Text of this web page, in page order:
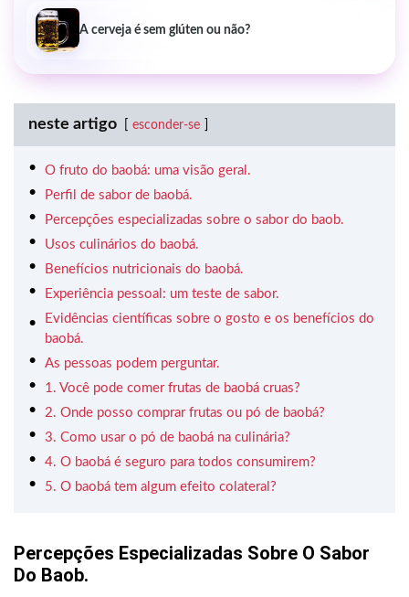
A cerveja é sem glúten ou não?
neste artigo esconder-se
O fruto do baobá: uma visão geral.
Perfil de sabor de baobá.
Percepções especializadas sobre o sabor do baob.
Usos culinários do baobá.
Benefícios nutricionais do baobá.
Experiência pessoal: um teste de sabor.
Evidências científicas sobre o gosto e os benefícios do
baobá.
As pessoas podem perguntar.
1. Você pode comer frutas de baobá cruas?
2. Onde posso comprar frutas ou pó de baobá?
3. Como usar o pó de baobá na culinária?
4. O baobá é seguro para todos consumirem?
5. O baobá tem algum efeito colateral?
Percepções Especializadas Sobre O Sabor
Do Baob.